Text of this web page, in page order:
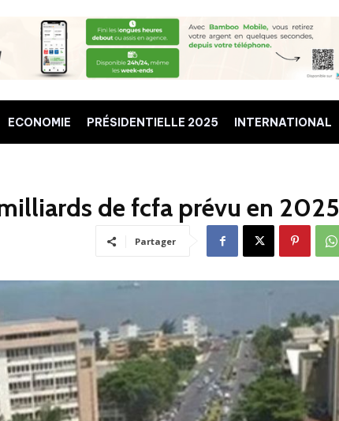
ECONOMIE PRÉSIDENTIELLE 2025 INTERNATIONAL
de fcfa prévu en 2025
Partager